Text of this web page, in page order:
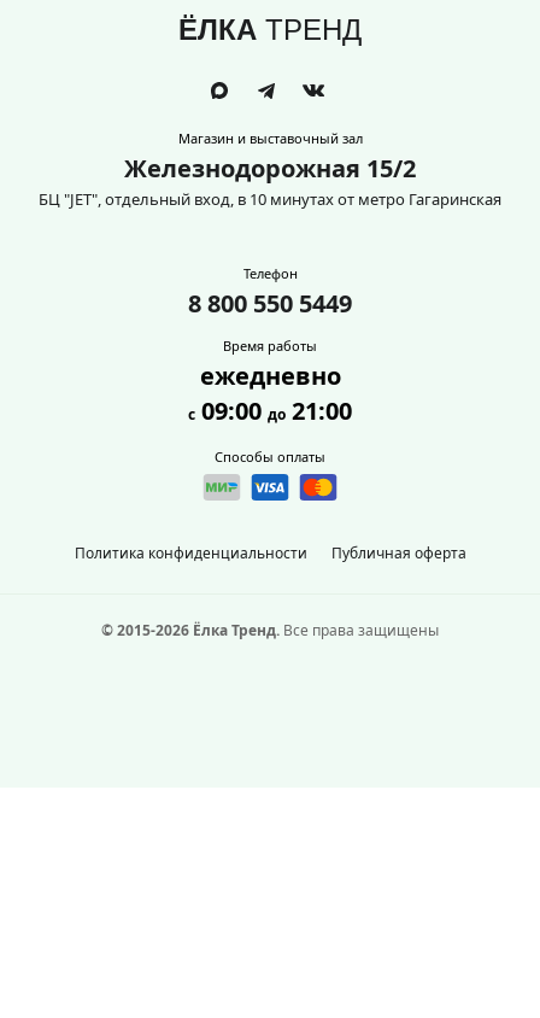
ЁЛКА ТРЕНД
Магазин и выставочный зал
Железнодорожная 15/2
БЦ "JET", отдельный вход, в 10 минутах от метро Гагаринская
Политика конфиденциальности Публичная оферта
Телефон
8 800 550 5449
Время работы
ежедневно
с 09:00 до 21:00
Способы оплаты
© 2015-2026 Ёлка Тренд. Все права защищены